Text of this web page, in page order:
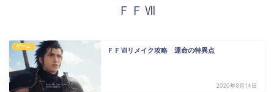
ＦＦⅦ
ゲーム
ＦＦⅦリメイク攻略 運命の特異点
2020年8月14日